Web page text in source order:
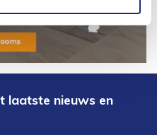
laatste nieuws en